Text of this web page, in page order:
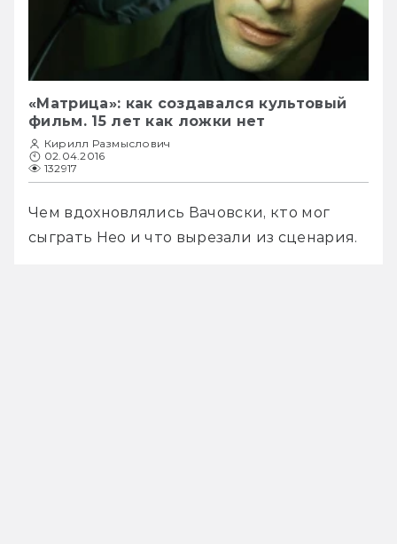
«Матрица»: как создавался культовый
фильм. 15 лет как ложки нет
Кирилл Размыслович
02.04.2016
132917
Чем вдохновлялись Вачовски, кто мог
сыграть Нео и что вырезали из сценария.